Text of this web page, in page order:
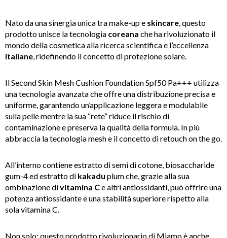
Nato da una sinergia unica tra make-up e skincare, questo
prodotto unisce la tecnologia coreana che ha rivoluzionato il
mondo della cosmetica alla ricerca scientifica e l’eccellenza
italiane, ridefinendo il concetto di protezione solare.
IlSecond Skin Mesh Cushion Foundation Spf50 Pa+++ utilizza
una tecnologia avanzata che offre una distribuzione precisa e
uniforme, garantendo un’applicazione leggera e modulabile
sulla pelle mentre la sua “rete” riduce il rischio di
contaminazione e preserva la qualità della formula. In più
abbraccia la tecnologia mesh e il concetto di retouch on the go.
All’interno contiene estratto di semi di cotone, biosaccharide
gum-4 ed estratto di kakadu plum che, grazie alla sua
ombinazione divitamina Ce altri antiossidanti, può offrire una
potenza antiossidante e una stabilità superiore rispetto alla
sola vitamina C.
Non solo: questo prodotto rivoluzionario di Miamo è anche